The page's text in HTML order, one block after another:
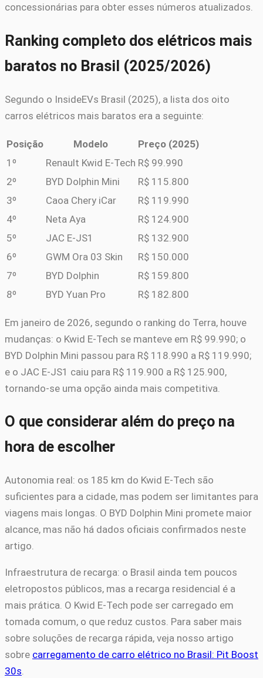
concessionárias para obter esses números atualizados.
Ranking completo dos elétricos mais
baratos no Brasil (2025/2026)
Segundo o InsideEVs Brasil (2025), a lista dos oito
carros elétricos mais baratos era a seguinte:
Posição Modelo
Preço (2025)
1º
Renault Kwid E-Tech R$ 99.990
2º
BYD Dolphin Mini
R$ 115.800
3º
Caoa Chery iCar
R$ 119.990
4º
Neta Aya
R$ 124.900
5º
JAC E-JS1
R$ 132.900
6º
GWM Ora 03 Skin
R$ 150.000
7º
BYD Dolphin
R$ 159.800
8º
BYD Yuan Pro R$ 182.800
Em janeiro de 2026, segundo o ranking do Terra, houve
mudanças: o Kwid E-Tech se manteve em R$ 99.990; o
BYD Dolphin Mini passou para R$ 118.990 a R$ 119.990;
e o JAC E-JS1 caiu para R$ 119.900 a R$ 125.900,
tornando-se uma opção ainda mais competitiva.
O que considerar além do preço na
hora de escolher
Autonomia real: os 185 km do Kwid E-Tech são
suficientes para a cidade, mas podem ser limitantes para
viagens mais longas. O BYD Dolphin Mini promete maior
alcance, mas não há dados oficiais confirmados neste
artigo.
Infraestrutura de recarga: o Brasil ainda tem poucos
eletropostos públicos, mas a recarga residencial é a
mais prática. O Kwid E-Tech pode ser carregado em
tomada comum, o que reduz custos. Para saber mais
sobre soluções de recarga rápida, veja nosso artigo
sobre carregamento de carro elétrico no Brasil: Pit Boost
30s.